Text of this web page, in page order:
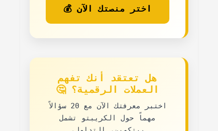
اختر منصتك الآن 💰
هل تعتقد أنك تفهم
العملات الرقمية؟ 🤔
اختبر معرفتك الآن مع
20 سؤالاً
مهماً حول الكريبتو
تشمل